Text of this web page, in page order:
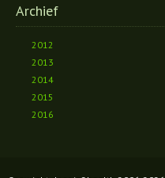
Archief
2012
2013
2014
2015
2016